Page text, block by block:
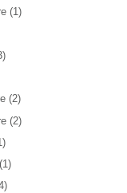
(1)
(2)
(2)
(1)